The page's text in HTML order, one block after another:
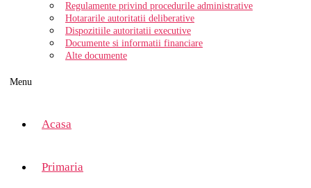
Regulamente privind procedurile administrative
Hotararile autoritatii deliberative
Dispozitiile autoritatii executive
Documente si informatii financiare
Alte documente
Menu
Acasa
Primaria